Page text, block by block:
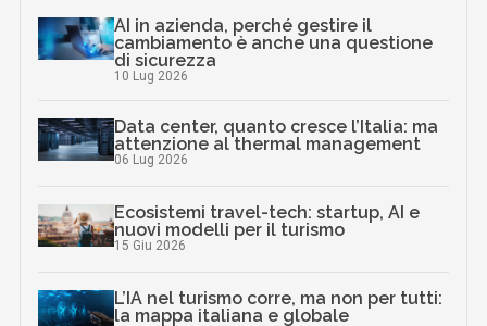
AI in azienda, perché gestire il
cambiamento è anche una questione
di sicurezza
10 Lug 2026
Data center, quanto cresce l’Italia: ma
attenzione al thermal management
06 Lug 2026
Ecosistemi travel-tech: startup, AI e
nuovi modelli per il turismo
15 Giu 2026
L’IA nel turismo corre, ma non per tutti:
la mappa italiana e globale